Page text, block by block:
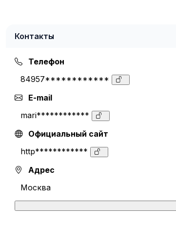
Контакты
Телефон
84957************
E-mail
mari************
Официальный сайт
http************
Адрес
Москва